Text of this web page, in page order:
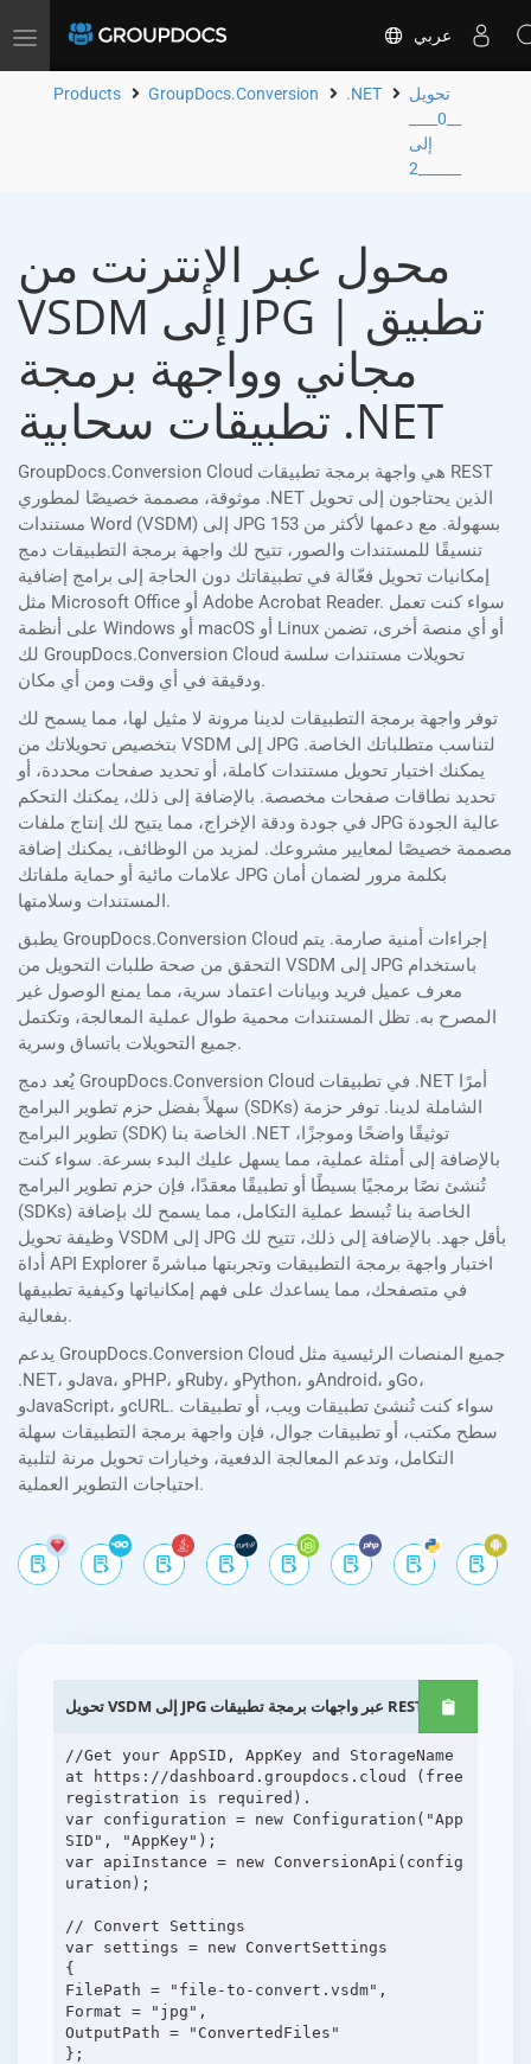
Toggle
عربي
Products GroupDocs.Conversion .NET
تحويل
إلى
محول عبر الإنترنت من
VSDM إلى JPG | تطبيق
مجاني وواجهة برمجة
تطبيقات سحابية .NET
GroupDocs.Conversion Cloud هي واجهة برمجة تطبيقات REST
موثوقة، مصممة خصيصًا لمطوري .NET الذين يحتاجون إلى تحويل
مستندات Word (VSDM) إلى JPG بسهولة. مع دعمها لأكثر من 153
تنسيقًا للمستندات والصور، تتيح لك واجهة برمجة التطبيقات دمج
إمكانيات تحويل فعّالة في تطبيقاتك دون الحاجة إلى برامج إضافية
مثل Microsoft Office أو Adobe Acrobat Reader. سواء كنت تعمل
على أنظمة Windows أو macOS أو Linux أو أي منصة أخرى، تضمن
لك GroupDocs.Conversion Cloud تحويلات مستندات سلسة
ودقيقة في أي وقت ومن أي مكان.
توفر واجهة برمجة التطبيقات لدينا مرونة لا مثيل لها، مما يسمح لك
بتخصيص تحويلاتك من VSDM إلى JPG لتناسب متطلباتك الخاصة.
يمكنك اختيار تحويل مستندات كاملة، أو تحديد صفحات محددة، أو
تحديد نطاقات صفحات مخصصة. بالإضافة إلى ذلك، يمكنك التحكم
في جودة ودقة الإخراج، مما يتيح لك إنتاج ملفات JPG عالية الجودة
مصممة خصيصًا لمعايير مشروعك. لمزيد من الوظائف، يمكنك إضافة
علامات مائية أو حماية ملفاتك JPG بكلمة مرور لضمان أمان
المستندات وسلامتها.
يطبق GroupDocs.Conversion Cloud إجراءات أمنية صارمة. يتم
التحقق من صحة طلبات التحويل من VSDM إلى JPG باستخدام
معرف عميل فريد وبيانات اعتماد سرية، مما يمنع الوصول غير
المصرح به. تظل المستندات محمية طوال عملية المعالجة، وتكتمل
جميع التحويلات باتساق وسرية.
يُعد دمج GroupDocs.Conversion Cloud في تطبيقات .NET أمرًا
سهلاً بفضل حزم تطوير البرامج (SDKs) الشاملة لدينا. توفر حزمة
تطوير البرامج (SDK) الخاصة بنا .NET توثيقًا واضحًا وموجزًا،
بالإضافة إلى أمثلة عملية، مما يسهل عليك البدء بسرعة. سواء كنت
تُنشئ نصًا برمجيًا بسيطًا أو تطبيقًا معقدًا، فإن حزم تطوير البرامج
(SDKs) الخاصة بنا تُبسط عملية التكامل، مما يسمح لك بإضافة
وظيفة تحويل VSDM إلى JPG بأقل جهد. بالإضافة إلى ذلك، تتيح لك
أداة API Explorer اختبار واجهة برمجة التطبيقات وتجربتها مباشرةً
في متصفحك، مما يساعدك على فهم إمكانياتها وكيفية تطبيقها
بفعالية.
يدعم GroupDocs.Conversion Cloud جميع المنصات الرئيسية مثل
.NET، وJava، وPHP، وRuby، وPython، وAndroid، وGo،
وJavaScript، وcURL. سواء كنت تُنشئ تطبيقات ويب، أو تطبيقات
سطح مكتب، أو تطبيقات جوال، فإن واجهة برمجة التطبيقات سهلة
التكامل، وتدعم المعالجة الدفعية، وخيارات تحويل مرنة لتلبية
احتياجات التطوير العملية.
تحويل VSDM إلى JPG عبر واجهات برمجة تطبيقات REST .NET
//Get your AppSID, AppKey and StorageName
at https://dashboard.groupdocs.cloud (free
registration is required).
var configuration = new Configuration("App
SID", "AppKey");
var apiInstance = new ConversionApi(config
uration);
// Convert Settings
var settings = new ConvertSettings
{
FilePath = "file-to-convert.vsdm",
Format = "jpg",
OutputPath = "ConvertedFiles"
};